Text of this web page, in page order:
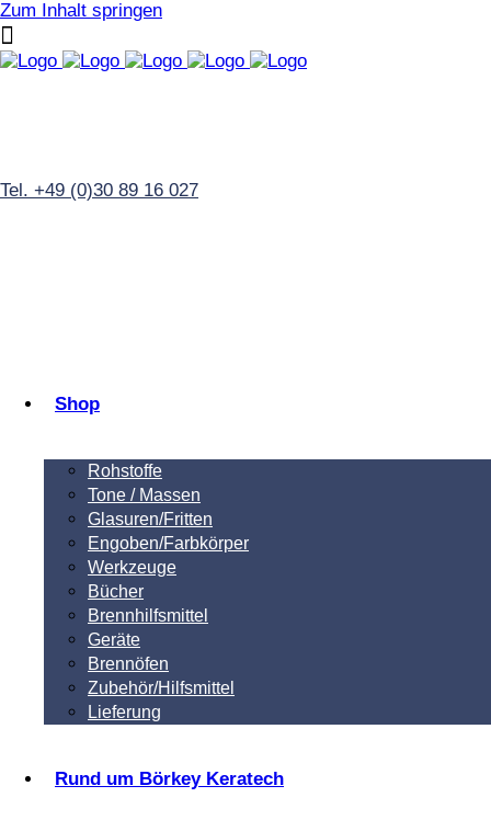
Zum Inhalt springen
Tel. +49 (0)30 89 16 027
Shop
Rohstoffe
Tone / Massen
Glasuren/Fritten
Engoben/Farbkörper
Werkzeuge
Bücher
Brennhilfsmittel
Geräte
Brennöfen
Zubehör/Hilfsmittel
Lieferung
Rund um Börkey Keratech